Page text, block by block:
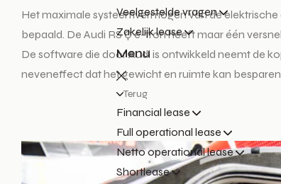
Veelgestelde vragen
Zakelijk lease
Menu
Terug
Financial lease
Full operational lease
Netto operational lease
Shortlease
Het maximale systeemvermogen van de
bepaald. De Audi RS Q e-tron heeft maar één
De software die door Audi is ontwikkeld neemt de
neveneffect dat het gewicht en ruimte kan